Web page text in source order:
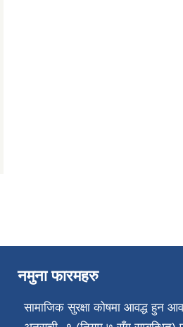
नमुना फारमहरु
सामाजिक सुरक्षा कोषमा आवद्ध हुन